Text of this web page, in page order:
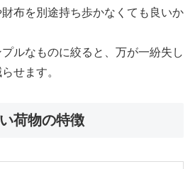
布を別途持ち歩かなくても良いか
ルなものに絞ると、万が一紛失し
せます。
荷物の特徴